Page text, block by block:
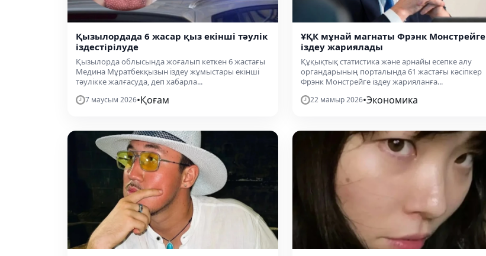
Қызылордада 6 жасар қыз екінші тәулік
іздестірілуде
Қызылорда облысында жоғалып кеткен 6 жастағы
Медина Мұратбекқызын іздеу жұмыстары екінші
тәулікке жалғасуда, деп хабарла...
7 маусым 2026•Қоғам
ҰҚК мұнай магнаты Фрэнк Монстрейге
іздеу жариялады
Құқықтық статистика және арнайы есепке алу
органдарының порталында 61 жастағы кәсіпкер
Фрэнк Монстрейге іздеу жарияланға...
22 мамыр 2026•Экономика